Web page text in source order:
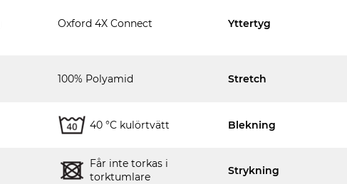
Oxford 4X Connect Yttertyg
100% Polyamid Stretch
40 °C kulörtvätt Blekning
Får inte torkas i
torktumlare
Strykning